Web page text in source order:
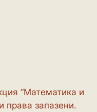
“Математика и
права запазени.